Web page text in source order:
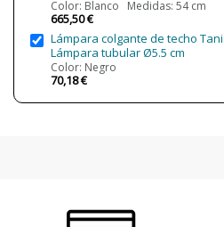
Bombilla Incluida?
Clase
Tipo de Lámpara
Etiqueta Energética
Color: Blanco Medidas: 54 cm
665,50 €
Lámpara colgante de techo
Lámpara tubular Ø5.5 cm
Color: Negro
70,18 €